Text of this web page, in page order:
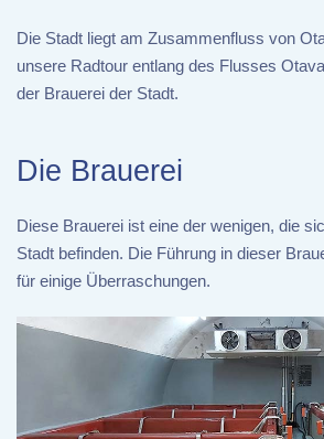
Die Stadt liegt am Zusammenfluss von
unsere Radtour entlang des Flusses
der Brauerei der Stadt.
Die Brauerei
Diese Brauerei ist eine der wenigen, die
Stadt befinden. Die Führung in dieser
für einige Überraschungen.